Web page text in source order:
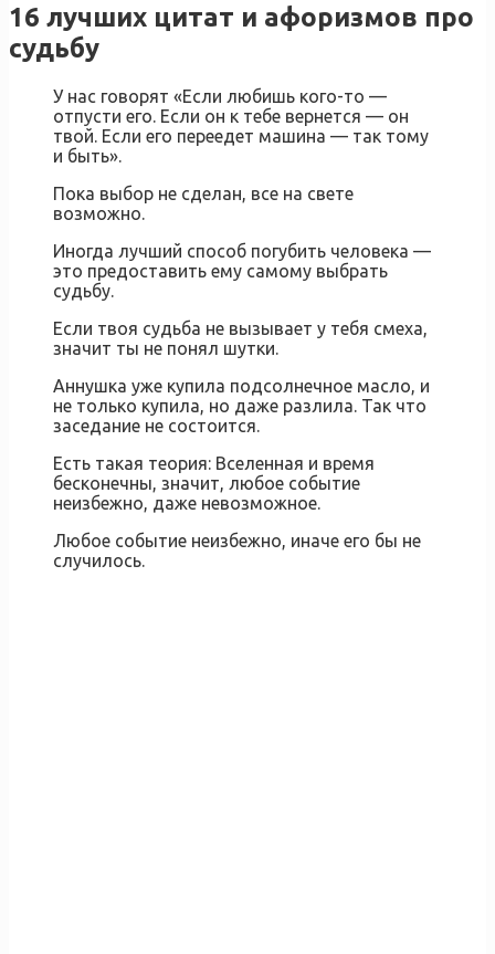
16 лучших цитат и афоризмов про
судьбу
У нас говорят «Если любишь кого-то —
отпусти его. Если он к тебе вернется — он
твой. Если его переедет машина — так тому
и быть».
Пока выбор не сделан, все на свете
возможно.
Иногда лучший способ погубить человека —
это предоставить ему самому выбрать
судьбу.
Если твоя судьба не вызывает у тебя смеха,
значит ты не понял шутки.
Аннушка уже купила подсолнечное масло, и
не только купила, но даже разлила. Так что
заседание не состоится.
Есть такая теория: Вселенная и время
бесконечны, значит, любое событие
неизбежно, даже невозможное.
Любое событие неизбежно, иначе его бы не
случилось.